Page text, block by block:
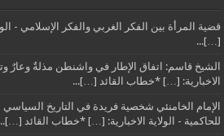
قضية المرأة بين الفكر الغربي والفكر الإسلامي -
[…]...
الشيخ قاسم: اتفاق الإطار في واشنطن مذلةٌ وعارٌ
الاخبارية: […] *خطاب القائد […]...
الإمام الخامنئي شخصية فريدة في التاريخ
للحاكمية - الولاية الاخبارية: […] *خطاب القائد